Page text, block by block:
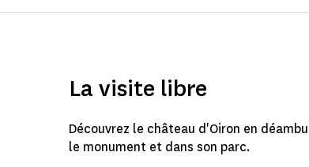
La visite libre
Découvrez le château d'Oiron en
le monument et dans son parc.